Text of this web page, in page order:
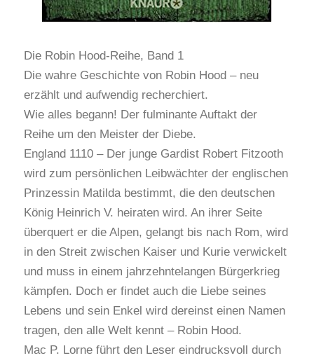
Die Robin Hood-Reihe, Band 1
Die wahre Geschichte von Robin Hood – neu
erzählt und aufwendig recherchiert.
Wie alles begann! Der fulminante Auftakt der
Reihe um den Meister der Diebe.
England 1110 – Der junge Gardist Robert Fitzooth
wird zum persönlichen Leibwächter der englischen
Prinzessin Matilda bestimmt, die den deutschen
König Heinrich V. heiraten wird. An ihrer Seite
überquert er die Alpen, gelangt bis nach Rom, wird
in den Streit zwischen Kaiser und Kurie verwickelt
und muss in einem jahrzehntelangen Bürgerkrieg
kämpfen. Doch er findet auch die Liebe seines
Lebens und sein Enkel wird dereinst einen Namen
tragen, den alle Welt kennt – Robin Hood.
Mac P. Lorne führt den Leser eindrucksvoll durch